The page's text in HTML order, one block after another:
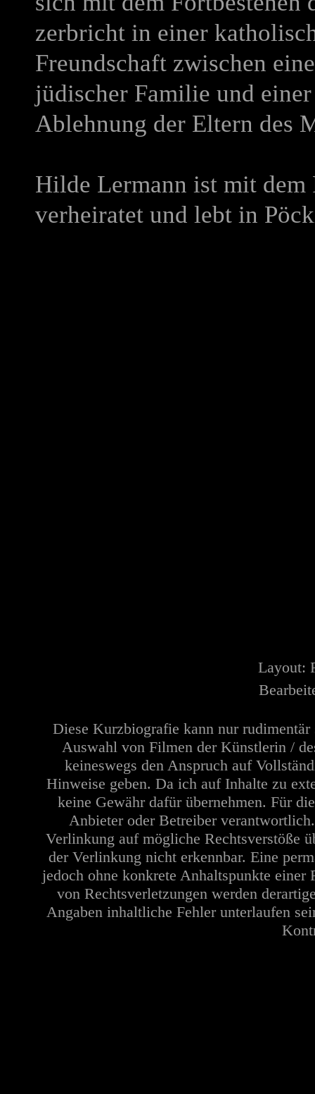
zerbricht in einer
Freundschaft zwischen
jüdischer Familie und
Ablehnung der Eltern des
Hilde Lermann ist mit dem
verheiratet und lebt in
Layout:
Diese Kurzbiografie kann nur
Auswahl von Filmen der Künstlerin /
keineswegs den Anspruch auf
Hinweise geben. Da ich auf Inhalte zu
keine Gewähr dafür übernehmen. Für
Anbieter oder Betreiber
Verlinkung auf mögliche Rechtsverstöße
der Verlinkung nicht erkennbar. Eine
jedoch ohne konkrete Anhaltspunkte
von Rechtsverletzungen werden
Angaben inhaltliche Fehler unterlaufen